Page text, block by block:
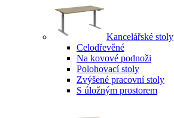
Kancelářské stoly
Celodřevěné
Na kovové podnoži
Polohovací stoly
Zvýšené pracovní stoly
S úložným prostorem